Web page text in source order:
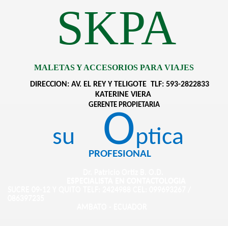
SKPA
MALETAS Y ACCESORIOS PARA VIAJES
DIRECCION: AV. EL REY Y TELIGOTE TLF: 593-2822833
KATERINE VIERA
GERENTE PROPIETARIA
su Optica
PROFESIONAL